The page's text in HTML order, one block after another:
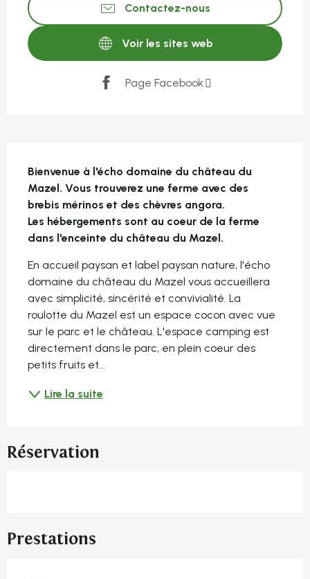
Contactez-nous
Voir les sites web
Page Facebook
Bienvenue à l'écho domaine du château du
Mazel. Vous trouverez une ferme avec des
brebis mérinos et des chèvres angora.
Les hébergements sont au coeur de la ferme
dans l'enceinte du château du Mazel.
En accueil paysan et label paysan nature, l'écho
domaine du château du Mazel vous accueillera
avec simplicité, sincérité et convivialité. La
roulotte du Mazel est un espace cocon avec vue
sur le parc et le château. L'espace camping est
directement dans le parc, en plein coeur des
petits fruits et...
Lire la suite
Réservation
Prestations